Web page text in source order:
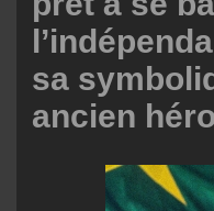
sa
ancien